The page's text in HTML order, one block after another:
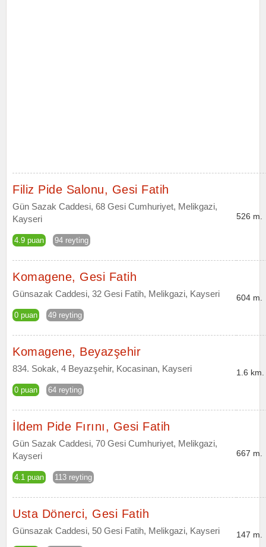
Filiz Pide Salonu, Gesi Fatih
Gün Sazak Caddesi, 68 Gesi Cumhuriyet, Melikgazi,
Kayseri
4.9 puan 94 reyting
526 m.
Komagene, Gesi Fatih
Günsazak Caddesi, 32 Gesi Fatih, Melikgazi, Kayseri
0 puan 49 reyting
604 m.
Komagene, Beyazşehir
834. Sokak, 4 Beyazşehir, Kocasinan, Kayseri
0 puan 64 reyting
1.6 km.
İldem Pide Fırını, Gesi Fatih
Gün Sazak Caddesi, 70 Gesi Cumhuriyet, Melikgazi,
Kayseri
4.1 puan 113 reyting
667 m.
Usta Dönerci, Gesi Fatih
Günsazak Caddesi, 50 Gesi Fatih, Melikgazi, Kayseri 147 m.